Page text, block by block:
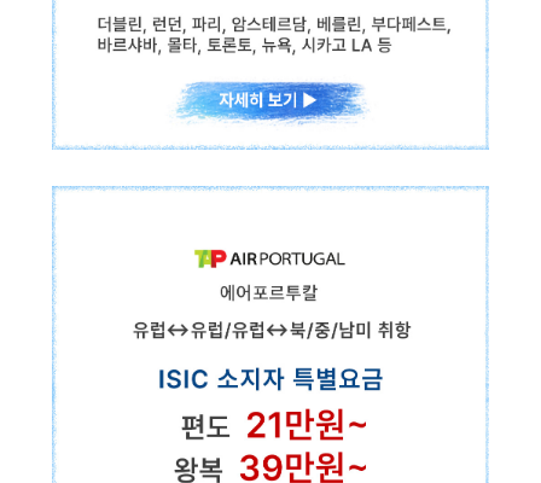
터키항공
인천↔이스탄불 직항
✓위탁수하물 23kg x 2개
✓경유 도시 스탑오버
✓340+ 유럽·북/중/남미·아프리카·아시아 주요 도시 연결
ISIC 소지자 특별요금
편도
왕복124만원~
더블린, 런던, 파리, 암스테르담, 베를린, 프랑크푸르트, 뮌헨, 빈, 프